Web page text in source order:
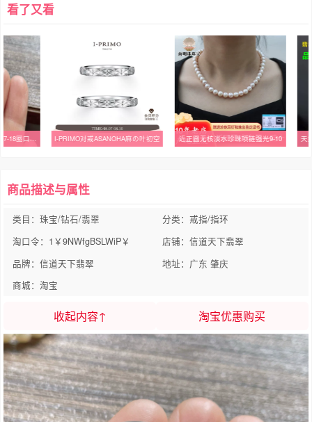
看了又看
天然翡翠A货冰绿指环 17-18圈口 18.2-4.8-2.5，编码2513 I-PRIMO对戒ASANOHA麻の叶初空 近正圆无核淡水珍珠项链强光9-10 天
商品描述与属性
类目：珠宝/钻石/翡翠
分类：戒指/指环
淘口令：1￥9NWfgBSLWiP￥
店铺：信道天下翡翠
品牌：信道天下翡翠
地址：广东 肇庆
商城：淘宝
收起内容↑ 淘宝优惠购买